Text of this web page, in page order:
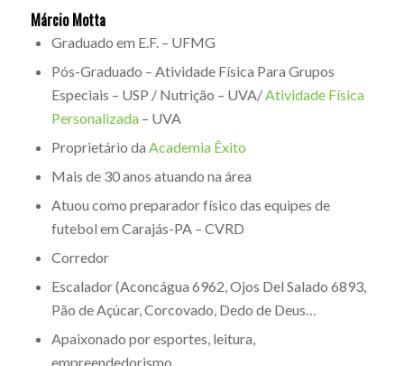
Márcio Motta
Graduado em E.F. – UFMG
Pós-Graduado – Atividade Física Para Grupos
Especiais – USP / Nutrição – UVA/ Atividade Física
Personalizada– UVA
Proprietário da Academia Êxito
Mais de 30 anos atuando na área
Atuou como preparador físico das equipes de
futebol em Carajás-PA – CVRD
Corredor
Escalador (Aconcágua 6962, Ojos Del Salado 6893,
Pão de Açúcar, Corcovado, Dedo de Deus…
Apaixonado por esportes, leitura,
empreendedorismo.